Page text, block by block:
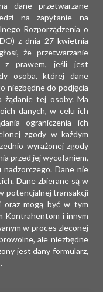
dane przetwarzane
na zapytanie na
Rozporządzenia o
z dnia 27 kwietnia
że przetwarzanie
z prawem, jeśli jest
osoba, której dane
niezbędne do podjęcia
żądanie tej osoby. Ma
danych, w celu ich
ograniczenia ich
zgody w każdym
wyrażonej zgody
przed jej wycofaniem,
Dane nie
Dane zbierane są w
potencjalnej transakcji
oraz mogą być w tym
Kontrahentom i innym
w proces zleconej
ale niezbędne
jest dany formularz,